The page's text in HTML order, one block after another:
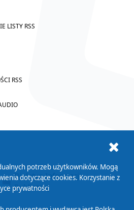
LISTY RSS
RSS
Biuletyn Informacji
Publicznej
potrzeb użytkowników. Mogą
dotyczące cookies. Korzystanie z
prywatności